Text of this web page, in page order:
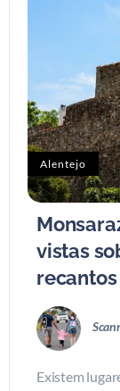
Alentejo
vistas
Existem